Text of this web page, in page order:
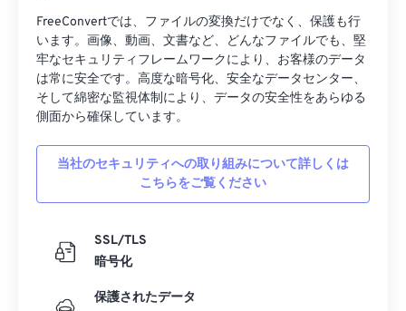
FreeConvertでは、ファイルの変換だけでなく、保護も行
います。画像、動画、文書など、どんなファイルでも、堅
牢なセキュリティフレームワークにより、お客様のデータ
は常に安全です。高度な暗号化、安全なデータセンター、
そして綿密な監視体制により、データの安全性をあらゆる
側面から確保しています。
当社のセキュリティへの取り組みについて詳しくは
こちらをご覧ください
SSL/TLS
暗号化
保護されたデータ